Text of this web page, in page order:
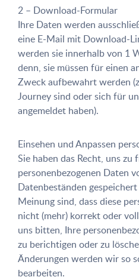
2 – Download-Formular
Ihre Daten werden
eine E-Mail mit Download-
werden sie innerhalb von 1
denn, sie müssen für einen
Zweck aufbewahrt werden
Journey sind oder sich für
angemeldet haben).
Einsehen und Anpassen
Sie haben das Recht, uns zu
personenbezogenen Daten
Datenbeständen
Meinung sind, dass diese
nicht (mehr) korrekt oder
uns bitten, Ihre
zu berichtigen oder zu
Änderungen werden wir so
bearbeiten.